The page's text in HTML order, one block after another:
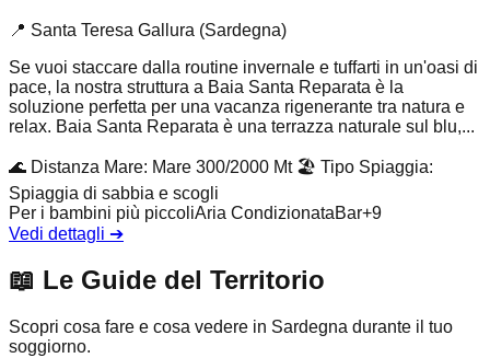
📍 Santa Teresa Gallura (Sardegna)
Se vuoi staccare dalla routine invernale e tuffarti in un'oasi di
pace, la nostra struttura a Baia Santa Reparata è la
soluzione perfetta per una vacanza rigenerante tra natura e
relax. Baia Santa Reparata è una terrazza naturale sul blu,...
🌊 Distanza Mare: Mare 300/2000 Mt 🏖️ Tipo Spiaggia:
Spiaggia di sabbia e scogli
Per i bambini più piccoliAria CondizionataBar+9
Vedi dettagli ➔
📖 Le Guide del Territorio
Scopri cosa fare e cosa vedere in Sardegna durante il tuo
soggiorno.